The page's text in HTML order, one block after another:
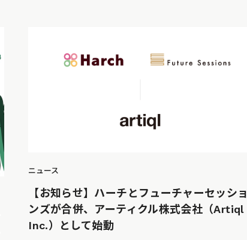
ニュース
【お知らせ】ハーチとフューチャーセッショ
ンズが合併、アーティクル株式会社（Artiql
Inc.）として始動